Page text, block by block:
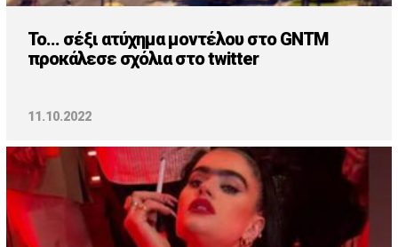
Το... σέξι ατύχημα μοντέλου στο GNTM
προκάλεσε σχόλια στο twitter
11.10.2022